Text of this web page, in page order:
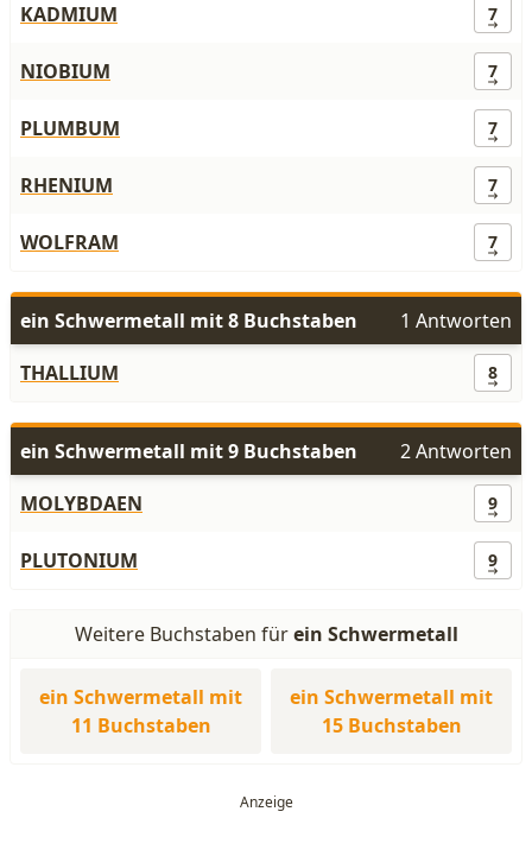
KADMIUM 7
NIOBIUM 7
PLUMBUM 7
RHENIUM 7
WOLFRAM 7
ein Schwermetall mit 8 Buchstaben
1 Antworten
THALLIUM
8
ein Schwermetall mit 9 Buchstaben
2 Antworten
MOLYBDAEN
9
PLUTONIUM 9
Weitere Buchstaben fürein Schwermetall
ein Schwermetall mit
11 Buchstaben
ein Schwermetall mit
15 Buchstaben